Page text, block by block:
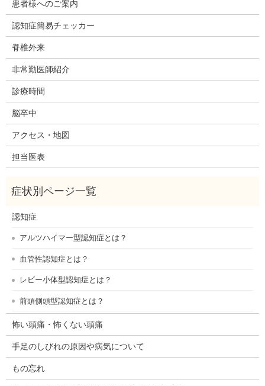
患者様へのご案内
認知症簡易チェッカー
脊椎外来
非常勤医師紹介
診療時間
脳卒中
アクセス・地図
担当医表
認知症
アルツハイマー型認知症とは？
血管性認知症とは？
レビー小体型認知症とは？
前頭側頭型認知症とは？
怖い頭痛・怖くない頭痛
手足のしびれの原因や病気について
もの忘れ